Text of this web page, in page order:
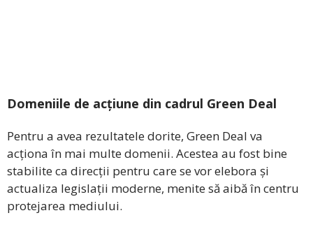
Domeniile de acțiune din cadrul Green Deal
Pentru a avea rezultatele dorite, Green Deal va
acționa în mai multe domenii. Acestea au fost bine
stabilite ca direcții pentru care se vor elebora și
actualiza legislații moderne, menite să aibă în centru
protejarea mediului.